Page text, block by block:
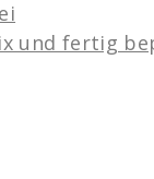
und fertig